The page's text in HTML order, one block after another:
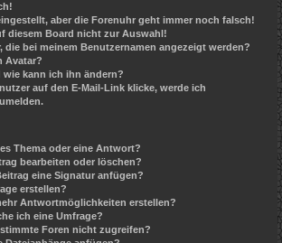
aber die Forenuhr geht immer noch falsch!
diesem Board nicht zur Auswahl!
die bei meinem Benutzernamen angezeigt werden?
Avatar?
wie kann ich ihn ändern?
auf den E-Mail-Link klicke, werde ich
Thema oder eine Antwort?
bearbeiten oder löschen?
eine Signatur anfügen?
erstellen?
Antwortmöglichkeiten erstellen?
ich eine Umfrage?
Foren nicht zugreifen?